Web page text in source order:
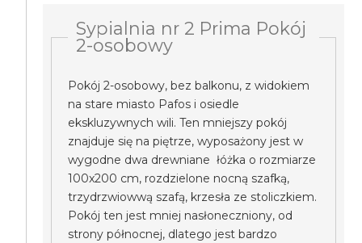
Sypialnia nr 2 Prima Pokój
2-osobowy
Pokój 2-osobowy, bez balkonu, z widokiem
na stare miasto Pafos i osiedle
ekskluzywnych wili. Ten mniejszy pokój
znajduje się na piętrze, wyposażony jest w
wygodne dwa drewniane łóżka o rozmiarze
100x200 cm, rozdzielone nocną szafką,
trzydrzwiowwą szafą, krzesła ze stoliczkiem.
Pokój ten jest mniej nasłoneczniony, od
strony północnej, dlatego jest bardzo